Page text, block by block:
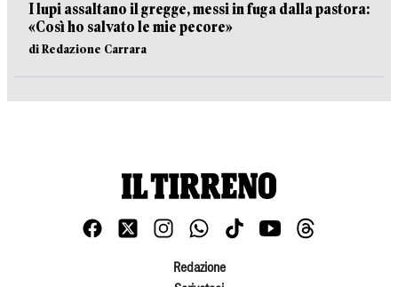
I lupi assaltano il gregge, messi in fuga dalla pastora:
«Così ho salvato le mie pecore»
di Redazione Carrara
Redazione